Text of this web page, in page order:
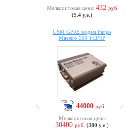
Мелкооптовая цена: 432 руб.
(5.4 у.е.)
GSM GPRS модем Fargo
Maestro 100 TCP/IP
44000 руб.
Мелкооптовая цена:
30400 руб. (380 у.е.)